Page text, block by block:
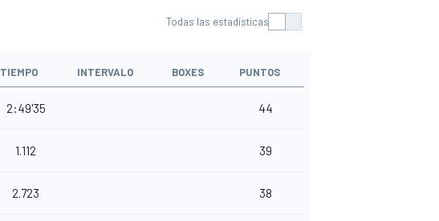
Todas las estadísticas
TIEMPO INTERVALO BOXES PUNTOS
2:49'35 44
1.112 39
2.723 38